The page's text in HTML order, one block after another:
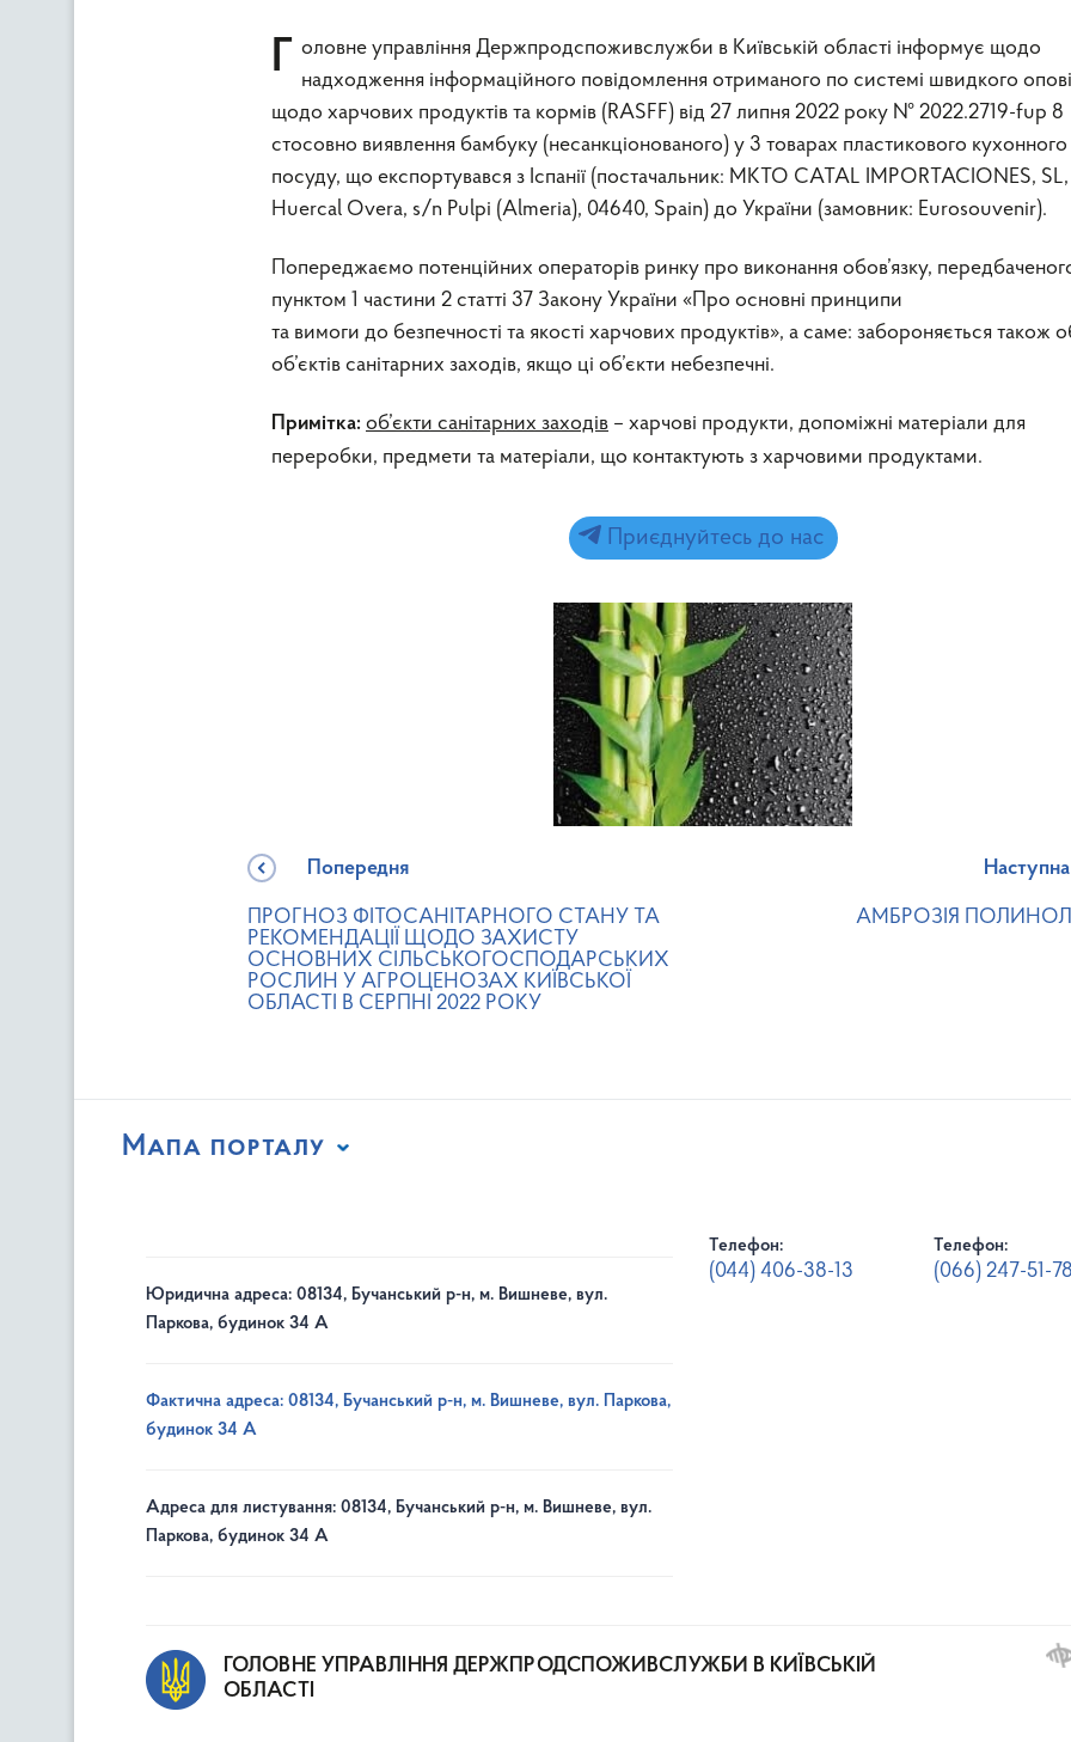
Головне управління Держпродспоживслужби в Київській області інформує щодо
надходження інформаційного повідомлення отриманого по системі швидкого
щодо харчових продуктів та кормів (RASFF) від 27 липня 2022 року № 2022.2719-fup 8
стосовно виявлення бамбуку (несанкціонованого) у 3 товарах пластикового кухонного
посуду, що експортувався з Іспанії (постачальник: MKTO CATAL IMPORTACIONES,
Huercal Overa, s/n Pulpi (Almeria), 04640, Spain) до України (замовник: Eurosouvenir).
Попереджаємо потенційних операторів ринку про виконання обов’язку,
пунктом 1 частини 2 статті 37 Закону України «Про основні принципи
та вимоги до безпечності та якості харчових продуктів», а саме: забороняється також
об’єктів санітарних заходів, якщо ці об’єкти небезпечні.
Примітка: об’єкти санітарних заходів – харчові продукти, допоміжні матеріали для
переробки, предмети та матеріали, що контактують з харчовими продуктами.
Приєднуйтесь до нас
Попередня
ПРОГНОЗ ФІТОСАНІТАРНОГО СТАНУ ТА
РЕКОМЕНДАЦІЇ ЩОДО ЗАХИСТУ
ОСНОВНИХ СІЛЬСЬКОГОСПОДАРСЬКИХ
РОСЛИН У АГРОЦЕНОЗАХ КИЇВСЬКОЇ
ОБЛАСТІ В СЕРПНІ 2022 РОКУ
Наступна
АМБРОЗІЯ
Мапа порталу
Юридична адреса: 08134, Бучанський р-н, м. Вишневе, вул.
Паркова, будинок 34 А
Фактична адреса: 08134, Бучанський р-н, м. Вишневе, вул. Паркова,
будинок 34 А
Адреса для листування: 08134, Бучанський р-н, м. Вишневе, вул.
Паркова, будинок 34 А
Телефон:
(044) 406-38-13
Телефон:
(066) 247-51-78
ГОЛОВНЕ УПРАВЛІННЯ ДЕРЖПРОДСПОЖИВСЛУЖБИ В КИЇВСЬКІЙ
ОБЛАСТІ